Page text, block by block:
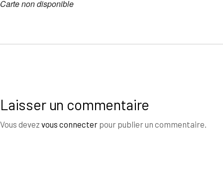
Carte non disponible
Laisser un commentaire
Vous devez vous connecter pour publier un commentaire.